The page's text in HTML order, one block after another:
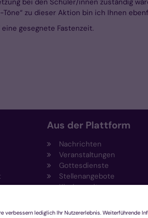
bei den Schüler/innen zuständig
zu dieser Aktion bin ich Ihnen
gesegnete Fastenzeit.
Aus der Plattform
Nachrichten
Veranstaltungen
Gottesdienste
Stellenangebote
Kirchenzeitung
Rechtsdatenbank